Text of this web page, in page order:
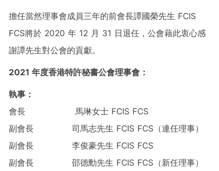
擔任當然理事會成員三年的前會長譚國榮先生 FCIS
FCS將於 2020 年 12 月 31 日退任，公會藉此衷心感
謝譚先生對公會的貢獻。
2021 年度香港特許秘書公會理事會：
執事：
會長 馬琳女士 FCIS FCS
副會長 司馬志先生 FCIS FCS （連任理事）
副會長 李俊豪先生 FCIS FCS
副會長 邵德勳先生 FCIS FCS （新任理事）